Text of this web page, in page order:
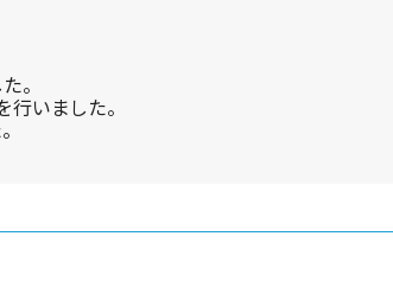
。
いました。